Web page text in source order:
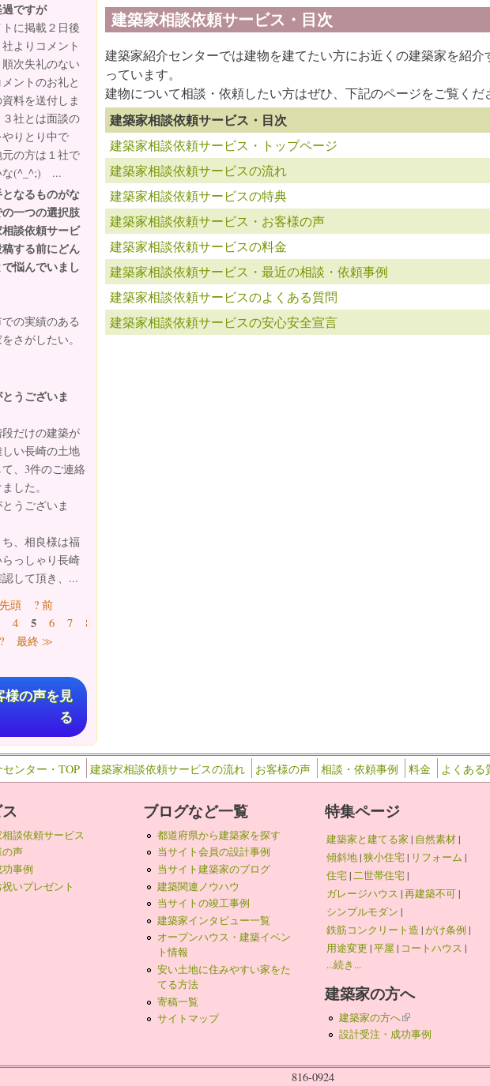
建築家相談依頼サービス・目次
建築家紹介センターでは建物を建てたい方にお近くの建築家を紹
っています。
建物について相談・依頼したい方はぜひ、下記のページをご覧くだ
建築家相談依頼サービス・目次
建築家相談依頼サービス・トップページ
建築家相談依頼サービスの流れ
建築家相談依頼サービスの特典
建築家相談依頼サービス・お客様の声
建築家相談依頼サービスの料金
建築家相談依頼サービス・最近の相談・依頼事例
建築家相談依頼サービスのよくある質問
建築家相談依頼サービスの安心安全宣言
ですが
に掲載２日後
よりコメント
次失礼のない
ントのお礼と
料を送付しま
３社とは面談の
りとり中で
の方は１社で
な(^_^;) ...
なるものがな
一つの選択肢
談依頼サービ
する前にどん
悩んでいまし
の実績のある
さがしたい。
うございま
だけの建築が
い長崎の土地
、3件のご連絡
した。
うございま
、相良様は福
っしゃり長崎
して頂き、...
頭
? 前
4 5 6 7 8
最終 ≫
様の声を見
る
ンター・TOP 建築家相談依頼サービスの流れ お客様の声 相談・依頼事例 料金 よくある
談依頼サービス
の声
事例
いプレゼント
ブログなど一覧
都道府県から建築家を探す
当サイト会員の設計事例
当サイト建築家のブログ
建築関連ノウハウ
当サイトの竣工事例
建築家インタビュー一覧
オープンハウス・建築イベン
ト情報
安い土地に住みやすい家をた
てる方法
寄稿一覧
サイトマップ
特集ページ
建築家と建てる家 | 自然素材|
傾斜地|狭小住宅| リフォーム |
住宅|二世帯住宅|
ガレージハウス |再建築不可|
シンプルモダン |
鉄筋コンクリート造 |がけ条例 |
用途変更 |平屋 | コートハウス |
...続き...
建築家の方へ
建築家の方へ(link is external)
設計受注・成功事例
816-0924